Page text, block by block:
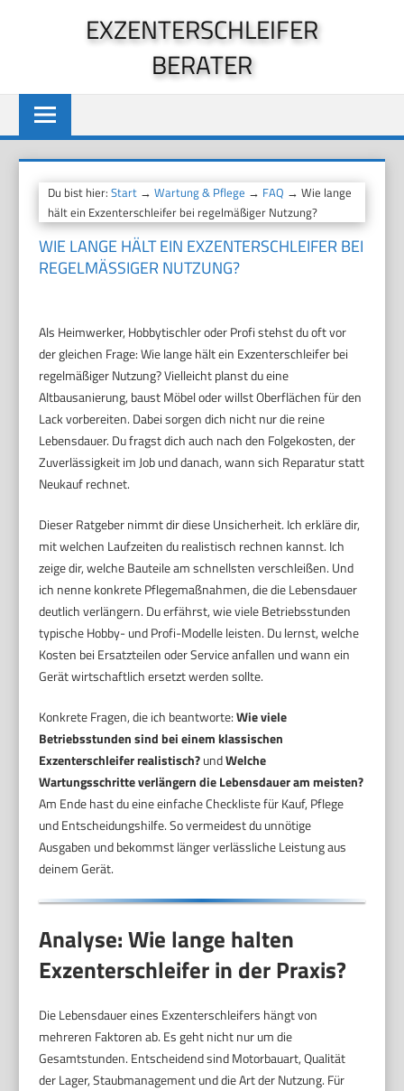
EXZENTERSCHLEIFER
BERATER
Du bist hier:Start →Wartung & Pflege → FAQ → Wie lange
hält ein Exzenterschleifer bei regelmäßiger Nutzung?
WIE LANGE HÄLT EIN EXZENTERSCHLEIFER BEI
REGELMÄSSIGER NUTZUNG?
Als Heimwerker, Hobbytischler oder Profi stehst du oft vor
der gleichen Frage: Wie lange hält ein Exzenterschleifer bei
regelmäßiger Nutzung? Vielleicht planst du eine
Altbausanierung, baust Möbel oder willst Oberflächen für den
Lack vorbereiten. Dabei sorgen dich nicht nur die reine
Lebensdauer. Du fragst dich auch nach den Folgekosten, der
Zuverlässigkeit im Job und danach, wann sich Reparatur statt
Neukauf rechnet.
Dieser Ratgeber nimmt dir diese Unsicherheit. Ich erkläre dir,
mit welchen Laufzeiten du realistisch rechnen kannst. Ich
zeige dir, welche Bauteile am schnellsten verschleißen. Und
ich nenne konkrete Pflegemaßnahmen, die die Lebensdauer
deutlich verlängern. Du erfährst, wie viele Betriebsstunden
typische Hobby- und Profi-Modelle leisten. Du lernst, welche
Kosten bei Ersatzteilen oder Service anfallen und wann ein
Gerät wirtschaftlich ersetzt werden sollte.
Konkrete Fragen, die ich beantworte:Wie viele
Betriebsstunden sind bei einem klassischen
Exzenterschleifer realistisch?undWelche
Wartungsschritte verlängern die Lebensdauer am meisten?
Am Ende hast du eine einfache Checkliste für Kauf, Pflege
und Entscheidungshilfe. So vermeidest du unnötige
Ausgaben und bekommst länger verlässliche Leistung aus
deinem Gerät.
Analyse: Wie lange halten
Exzenterschleifer in der Praxis?
Die Lebensdauer eines Exzenterschleifers hängt von
mehreren Faktoren ab. Es geht nicht nur um die
Gesamtstunden. Entscheidend sind Motorbauart, Qualität
der Lager, Staubmanagement und die Art der Nutzung. Für